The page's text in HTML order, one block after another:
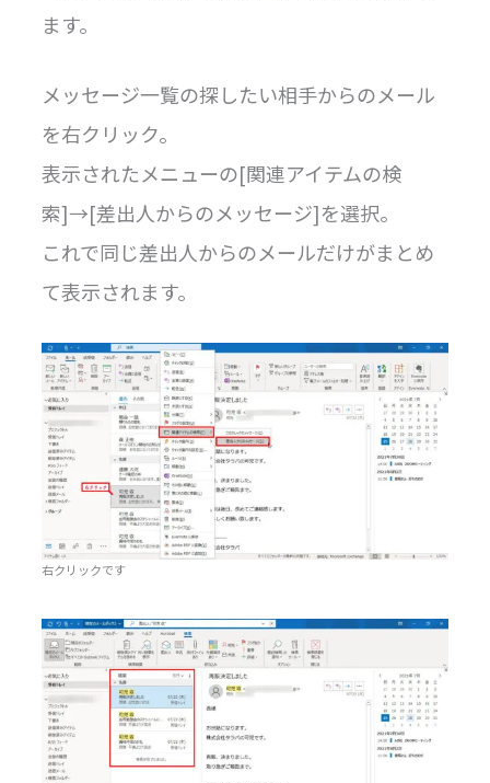
ます。
メッセージ一覧の探したい相手からのメール
を右クリック。
表示されたメニューの[関連アイテムの検
索]→[差出人からのメッセージ]を選択。
これで同じ差出人からのメールだけがまとめ
て表示されます。
右クリックです